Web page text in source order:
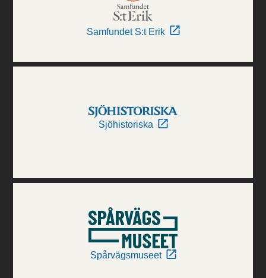
Samfundet S:t Erik
Sjöhistoriska
Spårvägsmuseet